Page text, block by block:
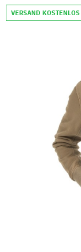
VERSAND KOSTENLOS